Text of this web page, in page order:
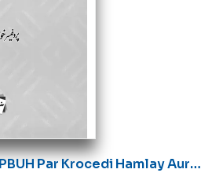
Par Krocedi Hamlay Aur
Zimadari